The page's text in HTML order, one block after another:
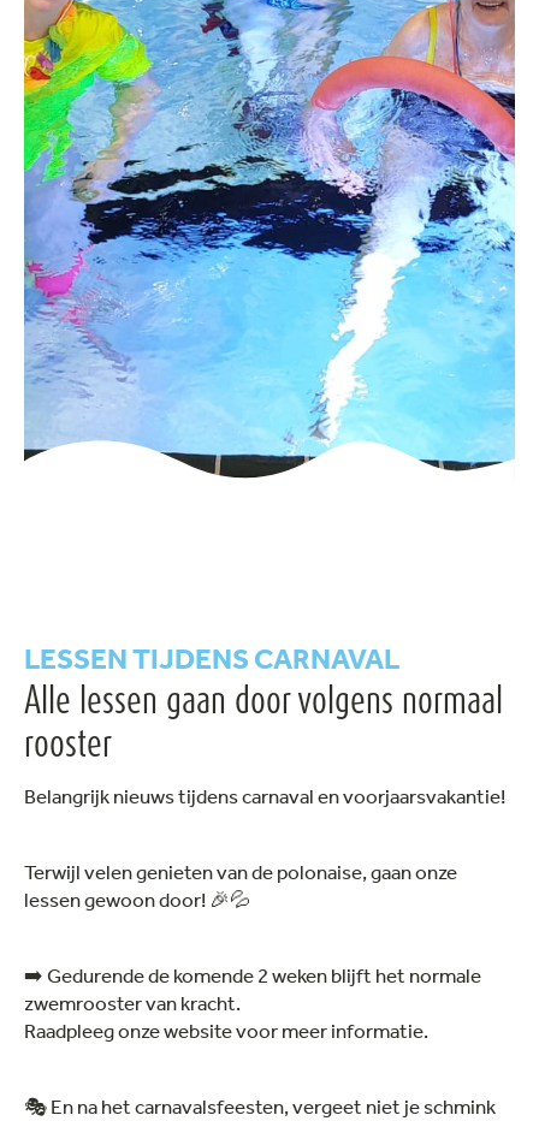
LESSEN TIJDENS CARNAVAL
Alle lessen gaan door volgens normaal
rooster
Belangrijk nieuws tijdens carnaval en voorjaarsvakantie!
Terwijl velen genieten van de polonaise, gaan onze
lessen gewoon door! 🎉💦
➡️ Gedurende de komende 2 weken blijft het normale
zwemrooster van kracht.
Raadpleeg onze website voor meer informatie.
🎭 En na het carnavalsfeesten, vergeet niet je schmink